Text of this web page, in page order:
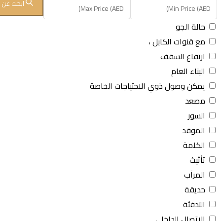
ابحث عن
حالة الجو
مع قنوات الكابل ،
ارتفاع السقف
البناء العام
يمكن وصول ذوي الاحتياجات الخاصة
مصعد
السور
الموقد
الكلمة
تأثيث
المرآب
حديقة
التدفئة